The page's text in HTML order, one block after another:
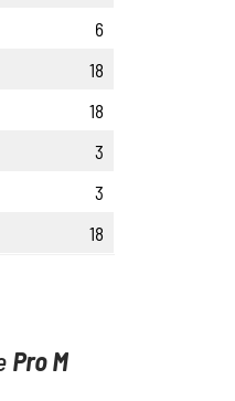
6
18
18
3
3
18
ProM